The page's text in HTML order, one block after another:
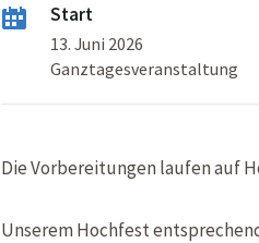
Start
13. Juni 2026
Ganztagesveranstaltung
Die Vorbereitungen laufen auf
Unserem Hochfest